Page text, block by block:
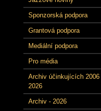
Sponzorská podpora
Grantová podpora
Mediální podpora
Pro média
Archiv účinkujících 2006
2026
Archiv - 2026